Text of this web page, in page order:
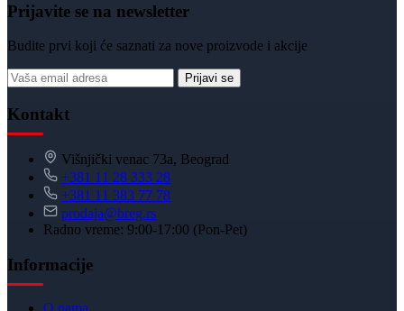
Prijavite se na newsletter
Budite prvi koji će saznati za nove proizvode i akcije
Prijavi se
Kontakt
Višnjički venac 73a, Beograd
+381 11 28 333 28
+381 11 383 77 78
prodaja@breg.rs
Radno vreme: 9:00-17:00 (Pon-Pet)
Informacije
O nama